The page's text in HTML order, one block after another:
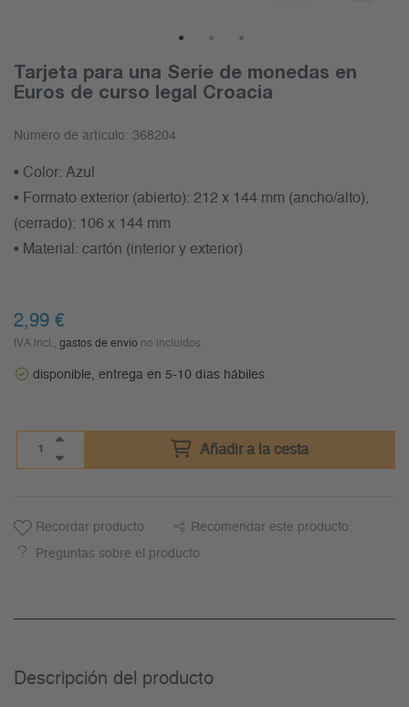
Tarjeta para una Serie de monedas en
Euros de curso legal Croacia
Número de artículo: 368204
• Color: Azul
• Formato exterior (abierto): 212 x 144 mm (ancho/alto),
(cerrado): 106 x 144 mm
• Material: cartón (interior y exterior)
2,99 €
IVA incl., gastos de envío no incluidos
disponible, entrega en 5-10 días hábiles
Añadir a la cesta
Recordar producto Recomendar este producto
Preguntas sobre el producto
Descripción del producto